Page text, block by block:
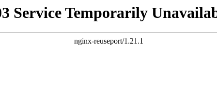
Service Temporarily
nginx-reuseport/1.21.1